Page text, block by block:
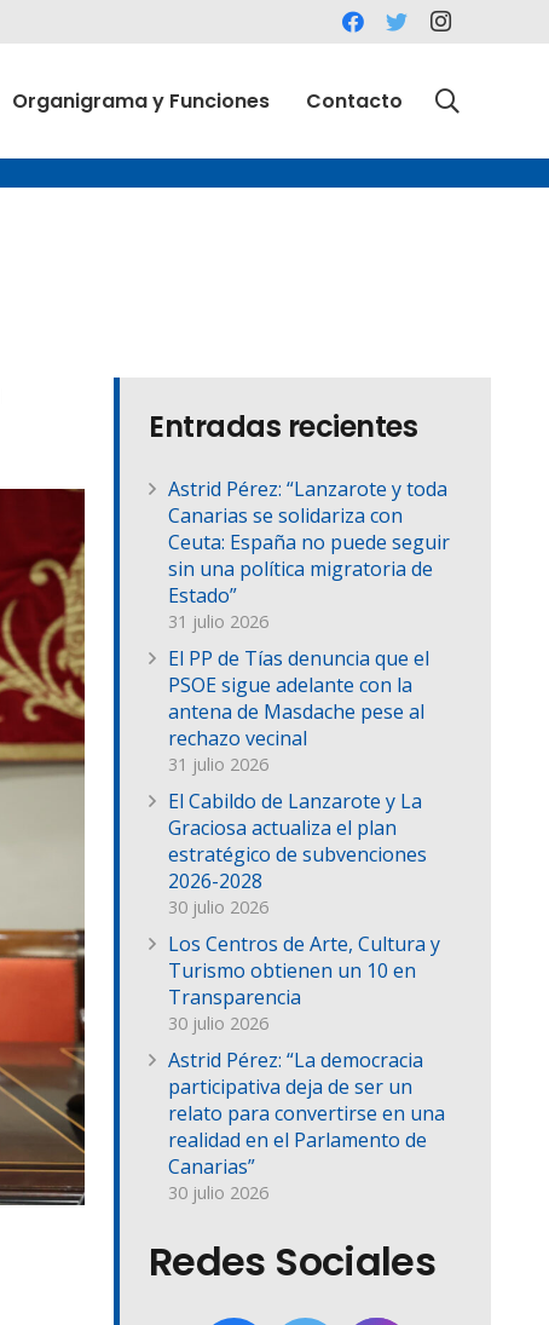
Organigrama y Funciones Contacto
Entradas recientes
Astrid Pérez: “Lanzarote y toda
Canarias se solidariza con
Ceuta: España no puede seguir
sin una política migratoria de
Estado”
31 julio 2026
El PP de Tías denuncia que el
PSOE sigue adelante con la
antena de Masdache pese al
rechazo vecinal
31 julio 2026
El Cabildo de Lanzarote y La
Graciosa actualiza el plan
estratégico de subvenciones
2026-2028
30 julio 2026
Los Centros de Arte, Cultura y
Turismo obtienen un 10 en
Transparencia
30 julio 2026
Astrid Pérez: “La democracia
participativa deja de ser un
relato para convertirse en una
realidad en el Parlamento de
Canarias”
30 julio 2026
Redes Sociales